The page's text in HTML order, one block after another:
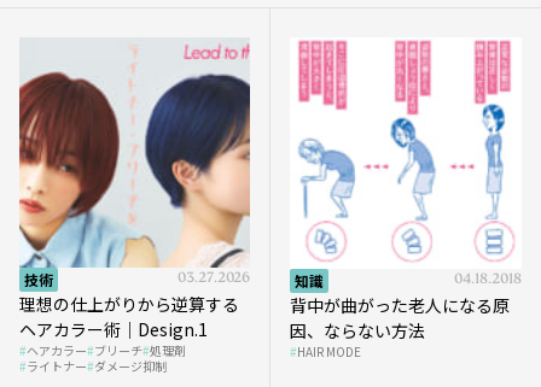
技術 03.27.2026
理想の仕上がりから逆算する
ヘアカラー術｜Design.1
ヘアカラー ブリーチ 処理剤
ライトナー ダメージ抑制
知識 04.18.2018
背中が曲がった老人になる原
因、ならない方法
HAIR MODE